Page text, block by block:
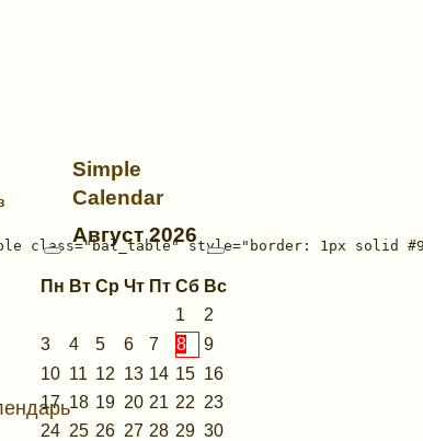
Simple
Calendar
Август 2026
Пн Вт Ср Чт Пт Сб Вс
1
2
3
4 5 6 7 8
9
10 11 12 13 14 15 16
17 18 19 20 21 22 23
24 25 26 27 28 29 30